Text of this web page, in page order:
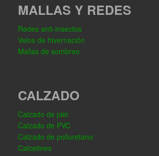
MALLAS Y REDES
Redes anti-insectos
Velos de hivernación
Mallas de sombreo
CALZADO
Calzado de piel
Calzado de PVC
Calzado de poliuretano
Calcetines